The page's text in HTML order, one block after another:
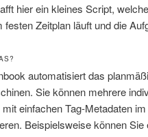
hier ein kleines Script,
festen Zeitplan läuft und die
automatisiert das
Sie können mehrere
einfachen Tag-Metadaten
Beispielsweise können